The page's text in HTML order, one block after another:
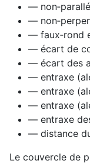
—
—
— faux‑rond
— écart de
— écart des
— entraxe
— entraxe
— entraxe
— entraxe
— distance
Le couvercle de